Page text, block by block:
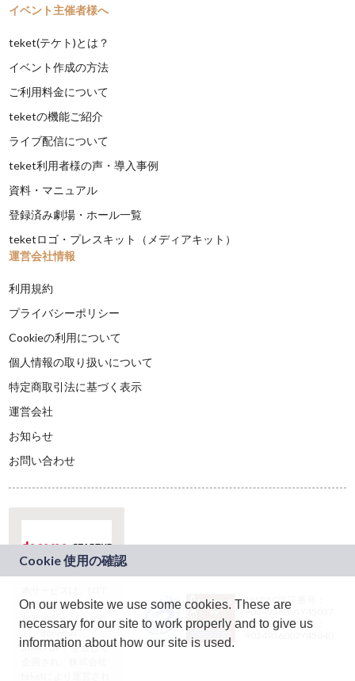
イベント主催者様へ
teket(テケト)とは？
イベント作成の方法
ご利用料金について
teketの機能ご紹介
ライブ配信について
teket利用者様の声・導入事例
資料・マニュアル
登録済み劇場・ホール一覧
teketロゴ・プレスキット（メディアキット）
運営会社情報
利用規約
プライバシーポリシー
Cookieの利用について
個人情報の取り扱いについて
特定商取引法に基づく表示
運営会社
お知らせ
お問い合わせ
ドコモグループの新
規事業創出プログラ
ム「docomo
STARTUP」を通じて
JASRAC許諾番号：
9024936001Y45037
JASRAC許諾番号：
On our website we use some cookies. These are
necessary for our site to work properly and to give us
information about how our site is used.